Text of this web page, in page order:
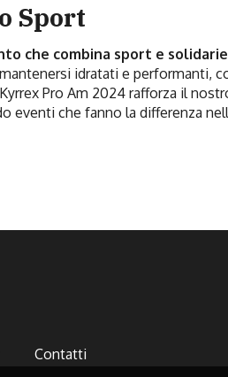
Sport
che combina sport e
idratati e performanti,
Pro Am 2024 rafforza il
eventi che fanno la differenza
Contatti